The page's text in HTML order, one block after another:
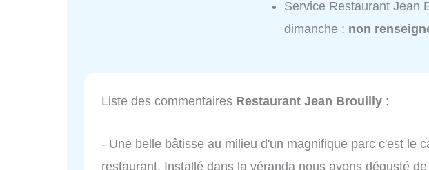
Service Restaurant Jean
dimanche : non
Liste des commentaires Restaurant Jean Brouilly :
- Une belle bâtisse au milieu d'un magnifique parc c'est le
restaurant. Installé dans la véranda nous avons dégusté